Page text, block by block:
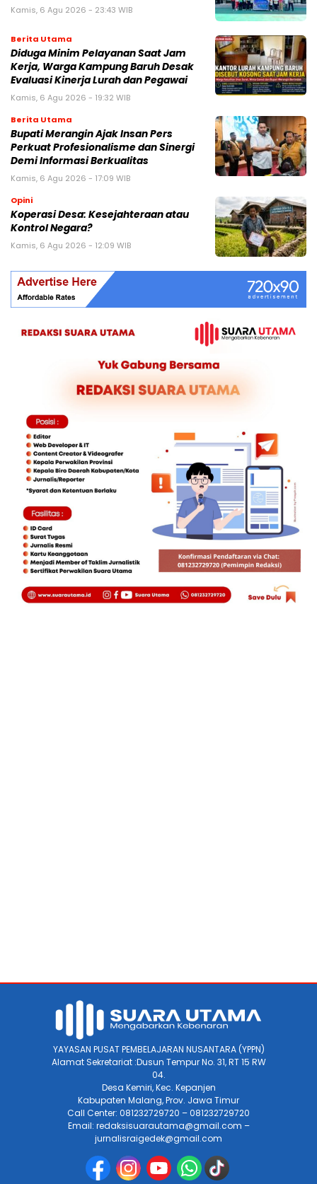
Kamis, 6 Agu 2026 - 23:43 WIB
Berita Utama
Diduga Minim Pelayanan Saat Jam
Kerja, Warga Kampung Baruh Desak
Evaluasi Kinerja Lurah dan Pegawai
Kamis, 6 Agu 2026 - 19:32 WIB
Berita Utama
Bupati Merangin Ajak Insan Pers
Perkuat Profesionalisme dan Sinergi
Demi Informasi Berkualitas
Kamis, 6 Agu 2026 - 17:09 WIB
Opini
Koperasi Desa: Kesejahteraan atau
Kontrol Negara?
Kamis, 6 Agu 2026 - 12:09 WIB
YAYASAN PUSAT PEMBELAJARAN NUSANTARA (YPPN)
Alamat Sekretariat :Dusun Tempur No. 31, RT 15 RW
04.
Desa Kemiri, Kec. Kepanjen
Kabupaten Malang, Prov. Jawa Timur
Call Center: 081232729720 – 081232729720
Email: redaksisuarautama@gmail.com –
jurnalisraigedek@gmail.com